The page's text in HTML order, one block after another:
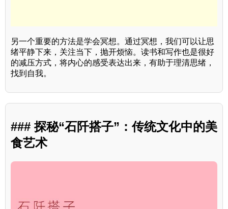
另一个重要的方法是学会冥想。通过冥想，我们可以让思
绪平静下来，关注当下，抛开烦恼。读书和写作也是很好
的减压方式，将内心的感受表达出来，有助于理清思绪，
找到自我。
### 探秘“石阡搭子”：传统文化中的美
食艺术